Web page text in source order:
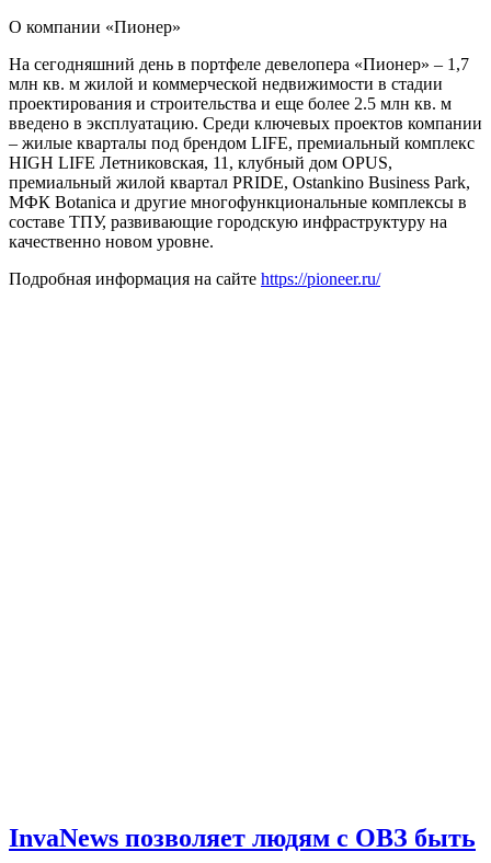
О компании «Пионер»
На сегодняшний день в портфеле девелопера «Пионер» – 1,7
млн кв. м жилой и коммерческой недвижимости в стадии
проектирования и строительства и еще более 2.5 млн кв. м
введено в эксплуатацию. Среди ключевых проектов компании
– жилые кварталы под брендом LIFE, премиальный комплекс
HIGH LIFE Летниковская, 11, клубный дом OPUS,
премиальный жилой квартал PRIDE, Ostankino Business Park,
МФК Botanica и другие многофункциональные комплексы в
составе ТПУ, развивающие городскую инфраструктуру на
качественно новом уровне.
Подробная информация на сайте https://pioneer.ru/
InvaNews позволяет людям с ОВЗ быть